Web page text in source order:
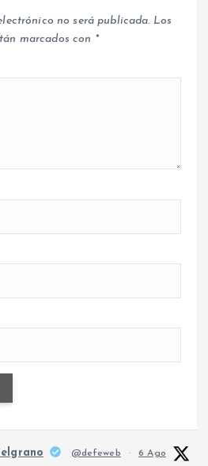
no será publicada. Los
marcados con *
@defeweb · 6 Ago